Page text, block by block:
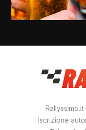
Rallyssimo.it
Iscrizione